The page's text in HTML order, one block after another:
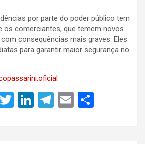
por parte do poder público tem
os comerciantes, que temem novos
consequências mais graves. Eles
para garantir maior segurança no
T
tt
Li
ke
T
e
E
ail ar